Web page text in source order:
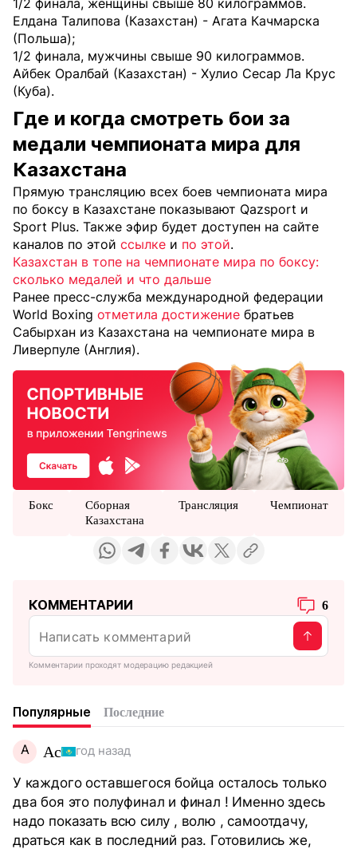
1/2 финала, женщины свыше 80 килограммов.
Елдана Талипова (Казахстан) - Агата Качмарска
(Польша);
1/2 финала, мужчины свыше 90 килограммов.
Айбек Оралбай (Казахстан) - Хулио Сесар Ла Крус
(Куба).
Где и когда смотреть бои за
медали чемпионата мира для
Казахстана
Прямую трансляцию всех боев чемпионата мира
по боксу в Казахстане показывают Qazsport и
Sport Plus. Также эфир будет доступен на сайте
каналов по этой ссылке и по этой.
Казахстан в топе на чемпионате мира по боксу:
сколько медалей и что дальше
Ранее пресс-служба международной федерации
World Boxing отметила достижение братьев
Сабырхан из Казахстана на чемпионате мира в
Ливерпуле (Англия).
Бокс
Сборная
Казахстана
Трансляция Чемпионат
КОММЕНТАРИИ 6
Комментарии проходят модерацию редакцией
Популярные Последние
А Ас год назад
У каждого оставшегося бойца осталось только
два боя это полуфинал и финал ! Именно здесь
надо показать всю силу , волю , самоотдачу,
драться как в последний раз. Готовились же,